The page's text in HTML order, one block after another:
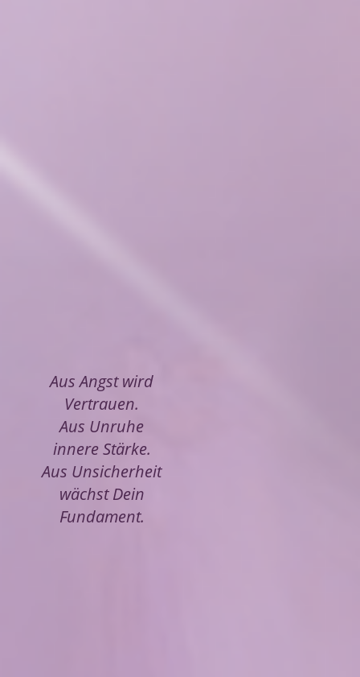
Aus Angst wird
Vertrauen.
Aus Unruhe
innere Stärke.
Aus Unsicherheit
wächst Dein
Fundament.